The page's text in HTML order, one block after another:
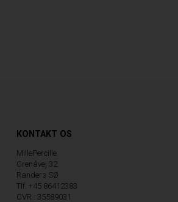
KONTAKT OS
MillePercille
Grenåvej 32
Randers SØ
Tlf. +45 86412383
CVR.: 35589031